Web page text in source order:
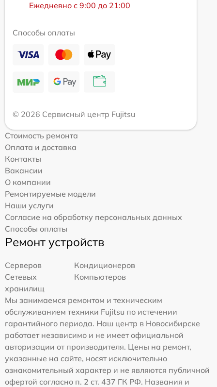
Ежедневно с 9:00 до 21:00
Способы оплаты
© 2026 Сервисный центр Fujitsu
Стоимость ремонта
Оплата и доставка
Контакты
Вакансии
О компании
Ремонтируемые модели
Наши услуги
Согласие на обработку персональных данных
Способы оплаты
Ремонт устройств
Серверов
Кондиционеров
Сетевых
хранилищ
Компьютеров
Мы занимаемся ремонтом и техническим
обслуживанием техники Fujitsu по истечении
гарантийного периода. Наш центр в Новосибирске
работает независимо и не имеет официальной
авторизации от производителя. Цены на ремонт,
указанные на сайте, носят исключительно
ознакомительный характер и не являются публичной
офертой согласно п. 2 ст. 437 ГК РФ. Названия и